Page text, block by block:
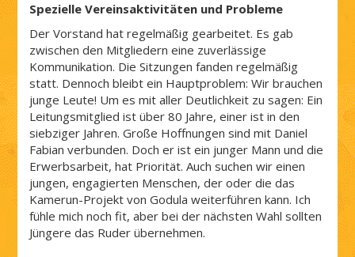
Spezielle Vereinsaktivitäten und Probleme
Der Vorstand hat regelmäßig gearbeitet. Es gab
zwischen den Mitgliedern eine zuverlässige
Kommunikation. Die Sitzungen fanden regelmäßig
statt. Dennoch bleibt ein Hauptproblem: Wir brauchen
junge Leute! Um es mit aller Deutlichkeit zu sagen: Ein
Leitungsmitglied ist über 80 Jahre, einer ist in den
siebziger Jahren. Große Hoffnungen sind mit Daniel
Fabian verbunden. Doch er ist ein junger Mann und die
Erwerbsarbeit, hat Priorität. Auch suchen wir einen
jungen, engagierten Menschen, der oder die das
Kamerun-Projekt von Godula weiterführen kann. Ich
fühle mich noch fit, aber bei der nächsten Wahl sollten
Jüngere das Ruder übernehmen.